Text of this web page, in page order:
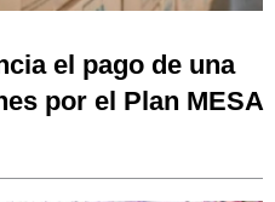
el pago de una
por el Plan MESA